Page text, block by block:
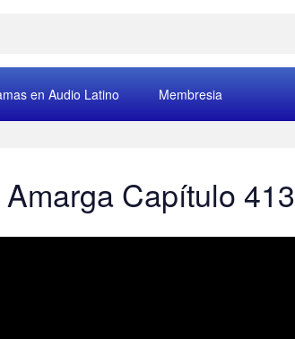
en Audio Latino Membresia
Capítulo 413